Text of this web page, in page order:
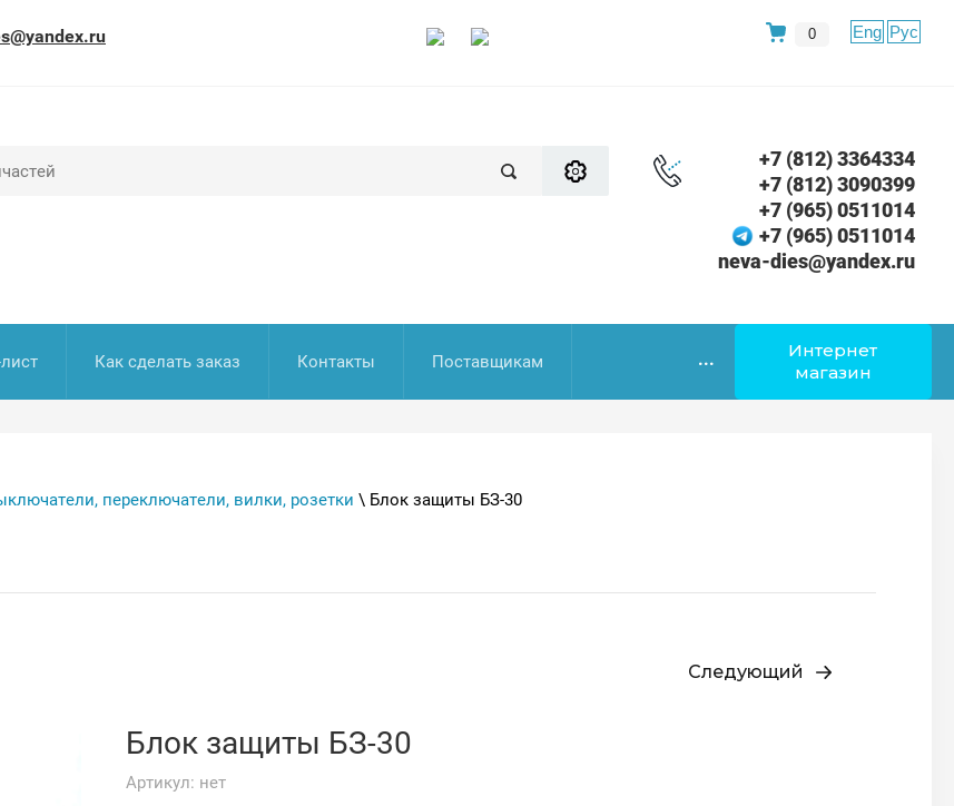
0 Eng Рус
+7 (812) 3364334
+7 (812) 3090399
+7 (965) 0511014
+7 (965) 0511014
neva-dies@yandex.ru
Как сделать заказ Контакты Поставщикам ...
Интернет
магазин
переключатели, вилки, розетки \ Блок защиты БЗ-30
Следующий
Блок защиты БЗ-30
Артикул: нет